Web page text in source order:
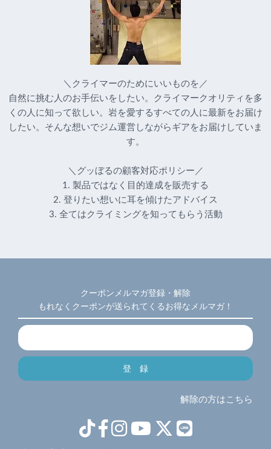
＼クライマーのためにいいものを／
自然に挑む人のお手伝いをしたい。クライマークオリティを多
くの人に知って欲しい。岩を愛するすべての人に最新をお届け
したい。そんな想いでジム運営しながらギアをお届けしていま
す。
＼グッぼるの顧客対応ポリシー／
1. 製品ではなく目的達成を販売する
2. 登りたい想いに耳を傾けたアドバイス
3. 全てはクライミングを知ってもらう活動
クーポンメルマガ登録・解除
もれなくクーポンが送られてくるお得なメルマガ！
解除の方はこちら